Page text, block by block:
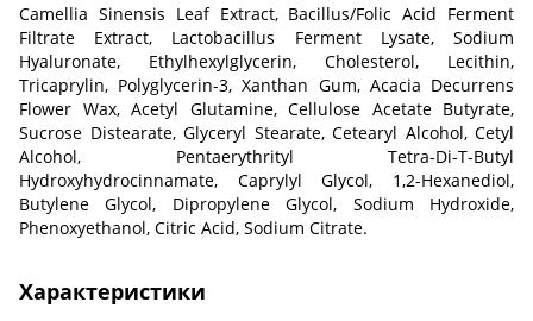
Camellia Sinensis Leaf Extract, Bacillus/Folic Acid Ferment
Filtrate Extract, Lactobacillus Ferment Lysate, Sodium
Hyaluronate, Ethylhexylglycerin, Cholesterol, Lecithin,
Tricaprylin, Polyglycerin-3, Xanthan Gum, Acacia Decurrens
Flower Wax, Acetyl Glutamine, Cellulose Acetate Butyrate,
Sucrose Distearate, Glyceryl Stearate, Cetearyl Alcohol, Cetyl
Alcohol, Pentaerythrityl Tetra-Di-T-Butyl
Hydroxyhydrocinnamate, Caprylyl Glycol, 1,2-Hexanediol,
Butylene Glycol, Dipropylene Glycol, Sodium Hydroxide,
Phenoxyethanol, Citric Acid, Sodium Citrate.
Характеристики